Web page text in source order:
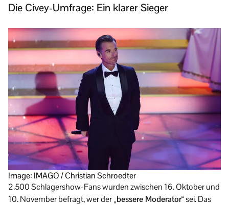
Die Civey-Umfrage: Ein klarer Sieger
Image: IMAGO / Christian Schroedter
2.500 Schlagershow-Fans wurden zwischen 16. Oktober und
10. November befragt, wer der„bessere Moderator“sei. Das